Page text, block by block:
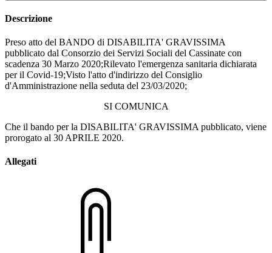
Descrizione
Preso atto del BANDO di DISABILITA' GRAVISSIMA
pubblicato dal Consorzio dei Servizi Sociali del Cassinate con
scadenza 30 Marzo 2020;Rilevato l'emergenza sanitaria dichiarata
per il Covid-19;Visto l'atto d'indirizzo del Consiglio
d'Amministrazione nella seduta del 23/03/2020;
SI COMUNICA
Che il bando per la DISABILITA' GRAVISSIMA pubblicato, viene
prorogato al 30 APRILE 2020.
Allegati